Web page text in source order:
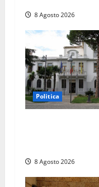
8 Agosto 2026
Politica
8 Agosto 2026